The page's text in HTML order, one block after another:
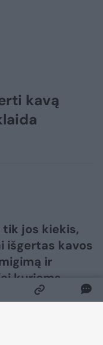
kavą
tik jos kiekis,
išgertas kavos
ir
kuriems
tuščiu